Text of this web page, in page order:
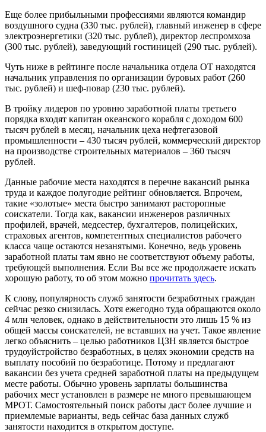
Еще более прибыльными профессиями являются командир
воздушного судна (330 тыс. рублей), главный инженер в сфере
электроэнергетики (320 тыс. рублей), директор леспромхоза
(300 тыс. рублей), заведующий гостиницей (290 тыс. рублей).
Чуть ниже в рейтинге после начальника отдела ОТ находятся
начальник управления по организации буровых работ (260
тыс. рублей) и шеф-повар (230 тыс. рублей).
В тройку лидеров по уровню заработной платы третьего
порядка входят капитан океанского корабля с доходом 600
тысяч рублей в месяц, начальник цеха нефтегазовой
промышленности – 430 тысяч рублей, коммерческий директор
на производстве строительных материалов – 360 тысяч
рублей.
Данные рабочие места находятся в перечне вакансий рынка
труда и каждое полугодие рейтинг обновляется. Впрочем,
такие «золотые» места быстро занимают расторопные
соискатели. Тогда как, вакансии инженеров различных
профилей, врачей, медсестер, бухгалтеров, полицейских,
страховых агентов, компетентных специалистов рабочего
класса чаще остаются незанятыми. Конечно, ведь уровень
заработной платы там явно не соответствуют объему работы,
требующей выполнения. Если Вы все же продолжаете искать
хорошую работу, то об этом можно прочитать здесь.
К слову, популярность служб занятости безработных граждан
сейчас резко снизилась. Хотя ежегодно туда обращаются около
4 млн человек, однако в действительности это лишь 15 % из
общей массы соискателей, не вставших на учет. Такое явление
легко объяснить – целью работников ЦЗН является быстрое
трудоуйстройство безработных, в целях экономии средств на
выплату пособий по безработице. Потому и предлагают
вакансии без учета средней заработной платы на предыдущем
месте работы. Обычно уровень зарплаты большинства
рабочих мест установлен в размере не много превышающем
МРОТ. Самостоятельный поиск работы даст более лучшие и
приемлемые варианты, ведь сейчас база данных служб
занятости находится в открытом доступе.